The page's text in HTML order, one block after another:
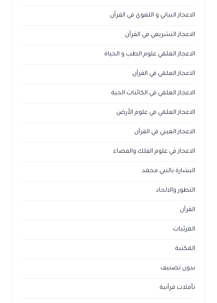
الاعجاز البياني و اللغوي في القرآن
الاعجاز التشريعي في القرآن
الاعجاز العلمي علوم الطب و الحياة
الاعجاز العلمي في القرآن
الاعجاز العلمي في الكائنات الحية
الاعجاز العلمي في علوم الأرض
الاعجاز الغيبي في القرآن
الاعجاز في علوم الفلك والفضاء
البشارة بالنبي محمد
التطور والالحاد
القرآن
المرئيات
المكتبة
بدون تصنيف
تأملات قرآنية